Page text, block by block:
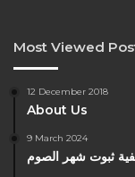
Most Viewed
12 December 2018
About Us
9 March 2024